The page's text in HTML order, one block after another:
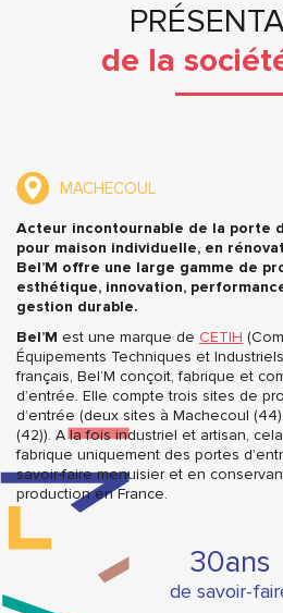
de la
MACHECOUL
Acteur incontournable de la porte
pour maison individuelle, en
Bel’M offre une large gamme de
esthétique, innovation,
gestion durable.
Bel’M est une marque de CETIH
Équipements Techniques et
français, Bel’M conçoit, fabrique et
d’entrée. Elle compte trois sites de
d’entrée (deux sites à Machecoul
(42)). A la fois industriel et artisan,
fabrique uniquement des portes
savoir-faire menuisier et en
production en France.
30ans
de savoir-